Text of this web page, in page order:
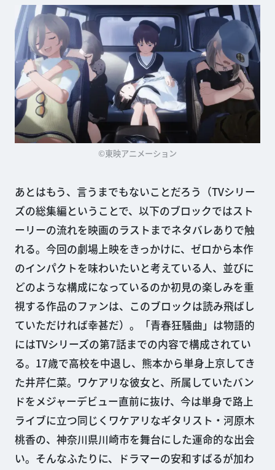
©東映アニメーション
あとはもう、言うまでもないことだろう（TVシリー
ズの総集編ということで、以下のブロックではスト
ーリーの流れを映画のラストまでネタバレありで触
れる。今回の劇場上映をきっかけに、ゼロから本作
のインパクトを味わいたいと考えている人、並びに
どのような構成になっているのか初見の楽しみを重
視する作品のファンは、このブロックは読み飛ばし
ていただければ幸甚だ）。「青春狂騒曲」は物語的
にはTVシリーズの第7話までの内容で構成されてい
る。17歳で高校を中退し、熊本から単身上京してき
た井芹仁菜。ワケアリな彼女と、所属していたバン
ドをメジャーデビュー直前に抜け、今は単身で路上
ライブに立つ同じくワケアリなギタリスト・河原木
桃香の、神奈川県川崎市を舞台にした運命的な出会
い。そんなふたりに、ドラマーの安和すばるが加わ